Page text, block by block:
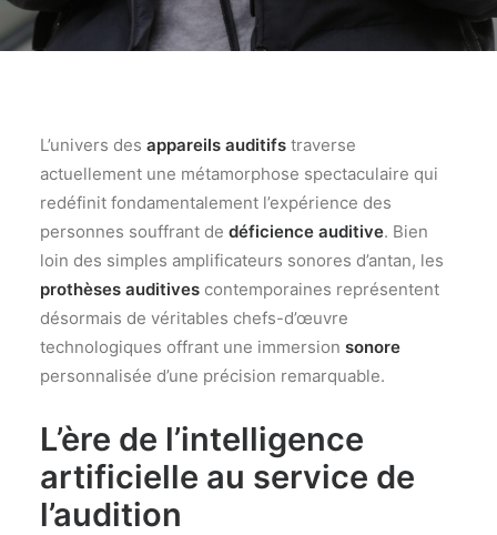
L’univers des appareils auditifs traverse
actuellement une métamorphose spectaculaire qui
redéfinit fondamentalement l’expérience des
personnes souffrant de déficience auditive. Bien
loin des simples amplificateurs sonores d’antan, les
prothèses auditives contemporaines représentent
désormais de véritables chefs-d’œuvre
technologiques offrant une immersion sonore
personnalisée d’une précision remarquable.
L’ère de l’intelligence
artificielle au service de
l’audition